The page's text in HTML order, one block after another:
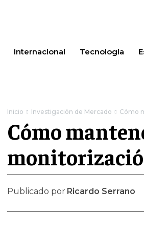
Internacional Tecnologia
Inicio Investigación de Mercado Cómo
Cómo
Publicado por Ricardo Serrano